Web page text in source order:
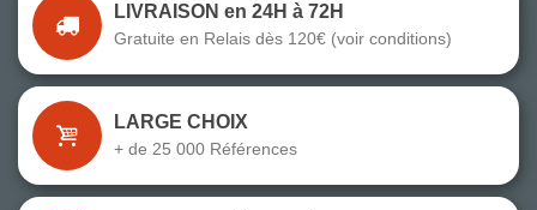
LIVRAISON en 24H à 72H
Gratuite en Relais dès 120€ (voir conditions)
LARGE CHOIX
+ de 25 000 Références